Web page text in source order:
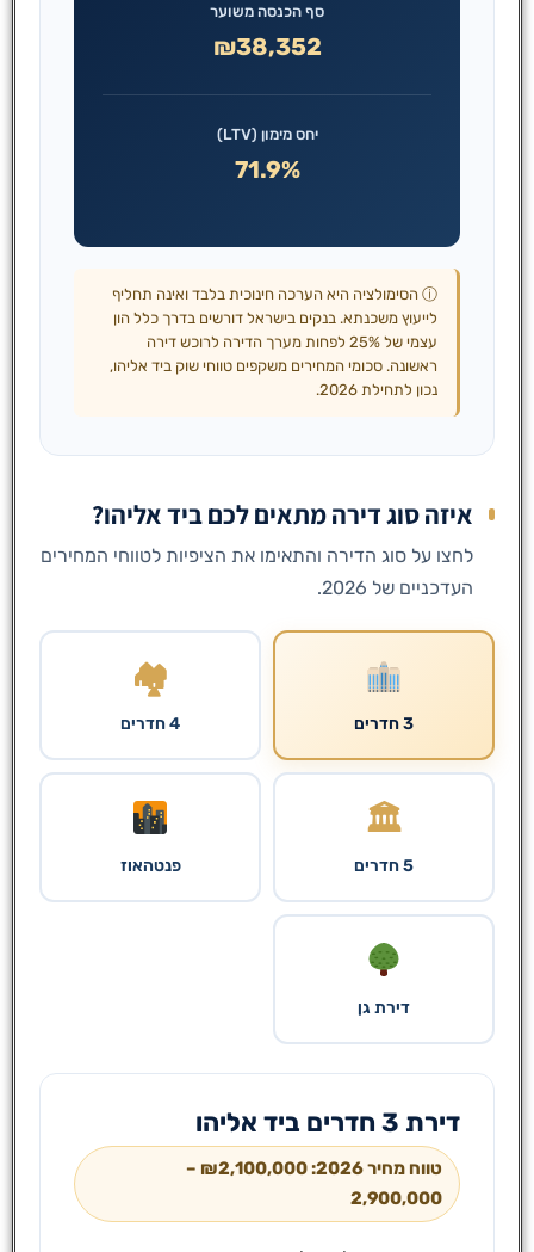
סף הכנסה משוער
₪38,352
יחס מימון (LTV)
71.9%
ⓘ הסימולציה היא הערכה חינוכית בלבד ואינה תחליף
לייעוץ משכנתא. בנקים בישראל דורשים בדרך כלל הון
עצמי של 25% לפחות מערך הדירה לרוכש דירה
ראשונה. סכומי המחירים משקפים טווחי שוק ביד אליהו,
נכון לתחילת 2026.
איזה סוג דירה מתאים לכם ביד אליהו?
לחצו על סוג הדירה והתאימו את הציפיות לטווחי המחירים
העדכניים של 2026.
🏘
🏛
פנטהאוז
דירת גן
דירת 3 חדרים ביד אליהו
טווח מחיר 2026: ₪2,100,000 –
2,900,000